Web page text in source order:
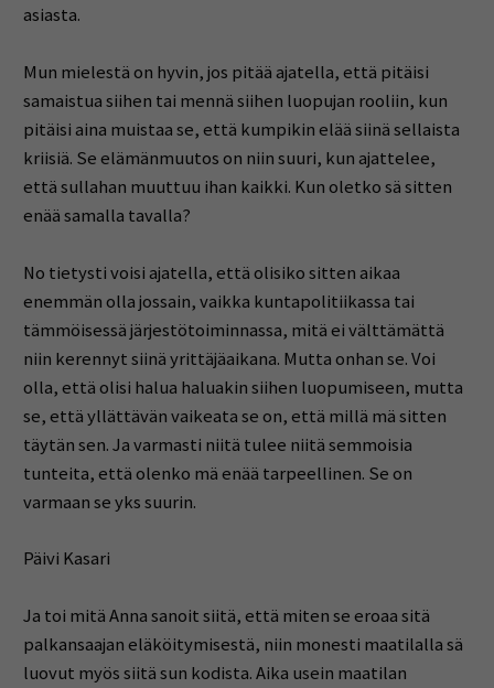
asiasta.
Mun mielestä on hyvin, jos pitää ajatella, että pitäisi
samaistua siihen tai mennä siihen luopujan rooliin, kun
pitäisi aina muistaa se, että kumpikin elää siinä sellaista
kriisiä. Se elämänmuutos on niin suuri, kun ajattelee,
että sullahan muuttuu ihan kaikki. Kun oletko sä sitten
enää samalla tavalla?
No tietysti voisi ajatella, että olisiko sitten aikaa
enemmän olla jossain, vaikka kuntapolitiikassa tai
tämmöisessä järjestötoiminnassa, mitä ei välttämättä
niin kerennyt siinä yrittäjäaikana. Mutta onhan se. Voi
olla, että olisi halua haluakin siihen luopumiseen, mutta
se, että yllättävän vaikeata se on, että millä mä sitten
täytän sen. Ja varmasti niitä tulee niitä semmoisia
tunteita, että olenko mä enää tarpeellinen. Se on
varmaan se yks suurin.
Päivi Kasari
Ja toi mitä Anna sanoit siitä, että miten se eroaa sitä
palkansaajan eläköitymisestä, niin monesti maatilalla sä
luovut myös siitä sun kodista. Aika usein maatilan